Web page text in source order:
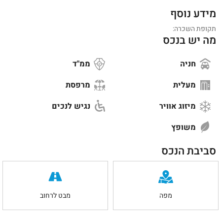
מידע נוסף
תקופת השכרה:
מה יש בנכס
חניה
ממ"ד
מעלית
מרפסת
מיזוג אוויר
נגיש לנכים
משופץ
סביבת הנכס
מפה מבט לרחוב